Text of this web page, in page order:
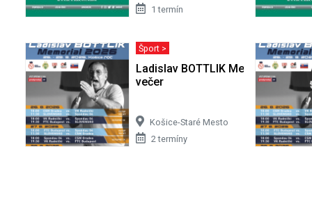
1 termín
Šport >
Ladislav BOTTLIK Memorial - 2.
večer
Košice-Staré Mesto
2 termíny